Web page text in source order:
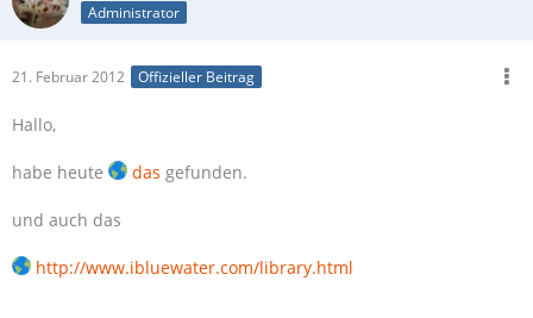
Administrator
21. Februar 2012 Offizieller Beitrag
Hallo,
habe heute das gefunden.
und auch das
http://www.ibluewater.com/library.html